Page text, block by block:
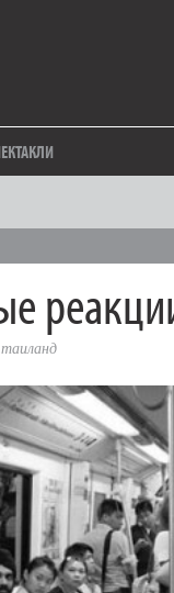
таиланд